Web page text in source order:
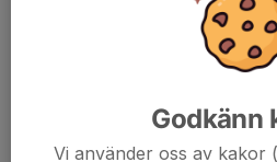
Godkänn
Vi använder oss av kakor